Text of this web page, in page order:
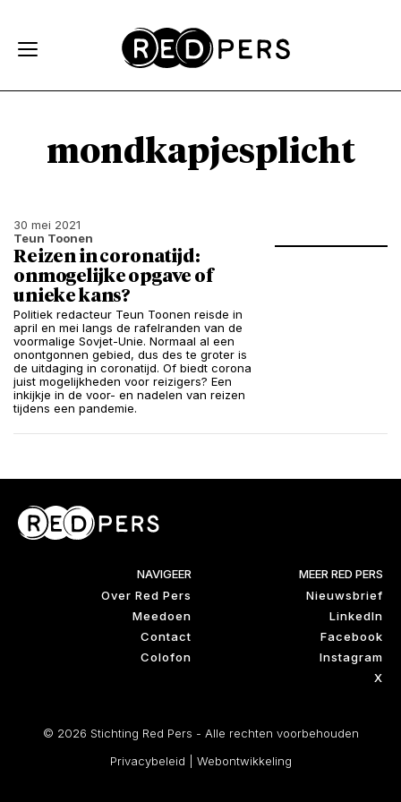
mondkapjesplicht
30 mei 2021
Teun Toonen
Reizen in coronatijd:
onmogelijke opgave of
unieke kans?
Politiek redacteur Teun Toonen reisde in
april en mei langs de rafelranden van de
voormalige Sovjet-Unie. Normaal al een
onontgonnen gebied, dus des te groter is
de uitdaging in coronatijd. Of biedt corona
juist mogelijkheden voor reizigers? Een
inkijkje in de voor- en nadelen van reizen
tijdens een pandemie.
NAVIGEER
Over Red Pers
Meedoen
Contact
Colofon
MEER RED PERS
Nieuwsbrief
LinkedIn
Facebook
Instagram
X
© 2026 Stichting Red Pers - Alle rechten voorbehouden
Privacybeleid
Webontwikkeling